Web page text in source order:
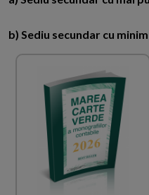
b) Sediu secundar cu